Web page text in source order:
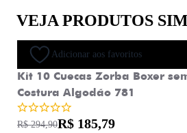
VEJA PRODUTOS
Adicionar aos favoritos
Kit 10 Cuecas Zorba Boxer
Costura Algodão 781
R$ 294,90R$ 185,79